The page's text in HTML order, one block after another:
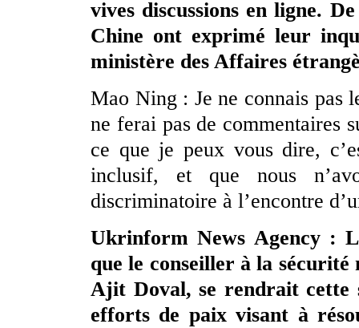
vives discussions en ligne.
Chine ont exprimé leur
ministère des Affaires
Mao Ning : Je ne connais pas
ne ferai pas de commentaires
ce que je peux vous dire,
inclusif, et que nous
discriminatoire à l’encontre
Ukrinform News Agency :
que le conseiller à la
Ajit Doval, se rendrait cette
efforts de paix visant à